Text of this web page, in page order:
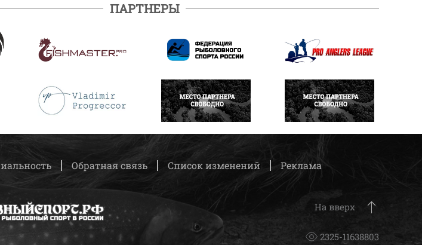
ПАРТНЕРЫ
ПОДРОБНЕЕ ПОДРОБНЕЕ ПОДРОБНЕЕ
ПОДРОБНЕЕ НАПИСАТЬ НАПИСАТЬ
Обратная связь Список изменений Реклама
На вверх
2325-11638803